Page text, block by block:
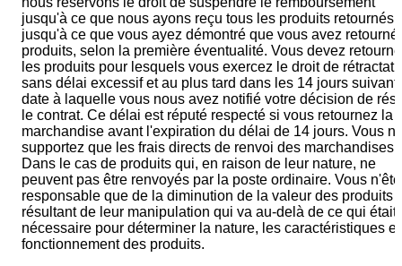
jusqu'à ce que nous ayons reçu tous les produits retournés,
jusqu'à ce que vous ayez démontré que vous avez retourné
produits, selon la première éventualité. Vous devez
les produits pour lesquels vous exercez le droit de
sans délai excessif et au plus tard dans les 14 jours suivant
date à laquelle vous nous avez notifié votre décision de
le contrat. Ce délai est réputé respecté si vous retournez la
marchandise avant l'expiration du délai de 14 jours. Vous
supportez que les frais directs de renvoi des marchandises.
Dans le cas de produits qui, en raison de leur nature, ne
peuvent pas être renvoyés par la poste ordinaire. Vous
responsable que de la diminution de la valeur des produits
résultant de leur manipulation qui va au-delà de ce qui était
nécessaire pour déterminer la nature, les caractéristiques
fonctionnement des produits.